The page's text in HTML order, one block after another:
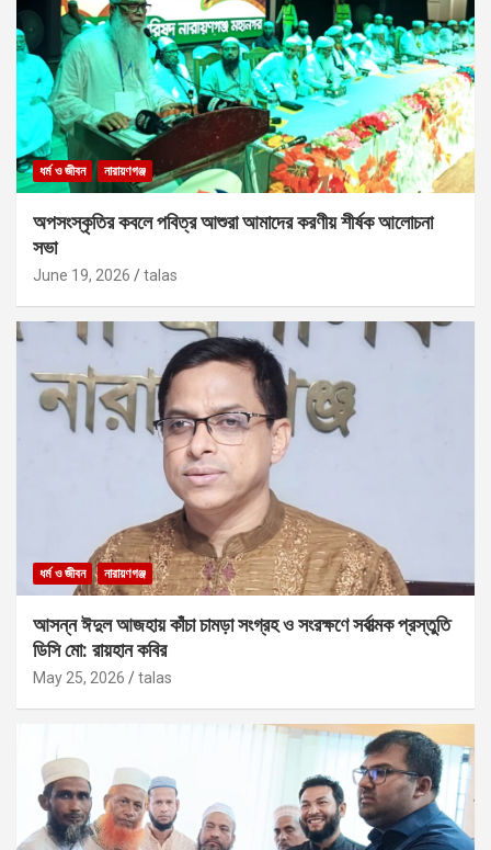
ধর্ম ও জীবন নারায়ণগঞ্জ
অপসংস্কৃতির কবলে পবিত্র আশুরা আমাদের করণীয় শীর্ষক আলোচনা
সভা
June 19, 2026 talas
ধর্ম ও জীবন নারায়ণগঞ্জ
আসন্ন ঈদুল আজহায় কাঁচা চামড়া সংগ্রহ ও সংরক্ষণে সর্বাত্মক প্রস্তুতি
ডিসি মো: রায়হান কবির
May 25, 2026 talas